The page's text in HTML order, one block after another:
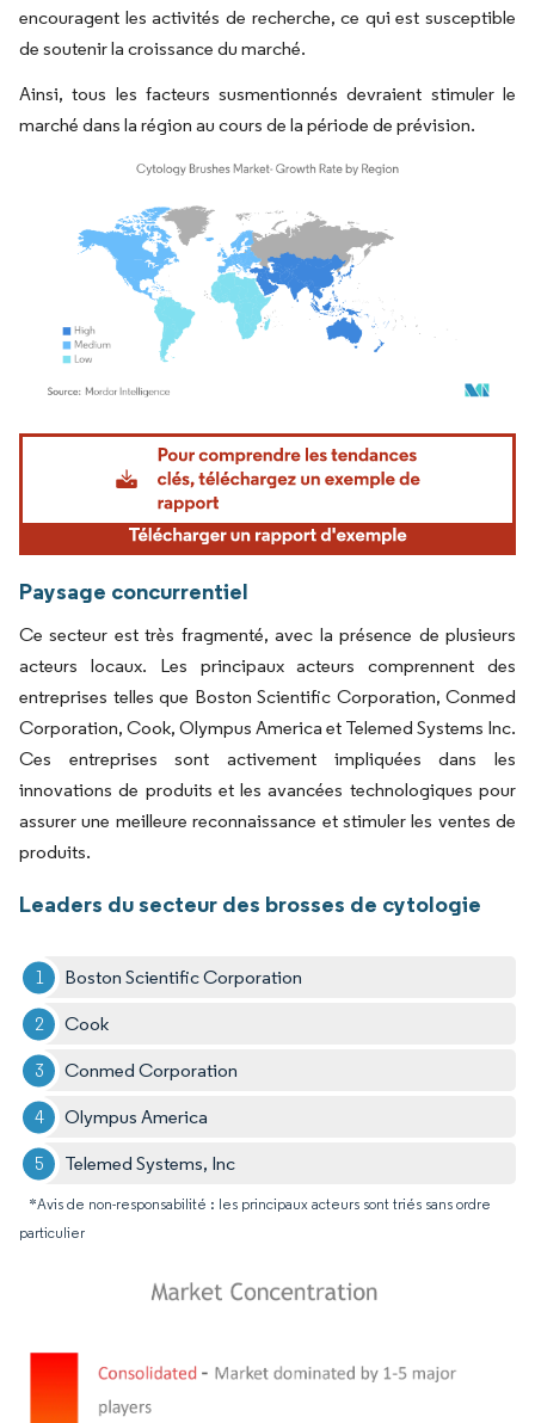
encouragent les activités de recherche, ce qui est susceptible
de soutenir la croissance du marché.
Ainsi, tous les facteurs susmentionnés devraient stimuler le
marché dans la région au cours de la période de prévision.
Image © Mordor Intelligence. La réutilisation nécessite une attribution sous CC BY
Paysage concurrentiel
Ce secteur est très fragmenté, avec la présence de plusieurs
acteurs locaux. Les principaux acteurs comprennent des
entreprises telles que Boston Scientific Corporation, Conmed
Corporation, Cook, Olympus America et Telemed Systems Inc.
Ces entreprises sont activement impliquées dans les
innovations de produits et les avancées technologiques pour
assurer une meilleure reconnaissance et stimuler les ventes de
produits.
Leaders du secteur des brosses de cytologie
Boston Scientific Corporation
Cook
Conmed Corporation
Olympus America
Telemed Systems, Inc
*Avis de non-responsabilité : les principaux acteurs sont triés sans ordre
particulier